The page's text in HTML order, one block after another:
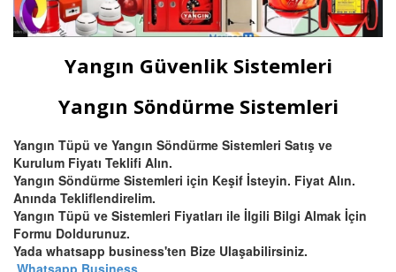
Yangın Güvenlik Sistemleri
Yangın Söndürme Sistemleri
Yangın Tüpü ve Yangın Söndürme Sistemleri Satış ve
Kurulum Fiyatı Teklifi Alın.
Yangın Söndürme Sistemleri için Keşif İsteyin. Fiyat Alın.
Anında Tekliflendirelim.
Yangın Tüpü ve Sistemleri Fiyatları ile İlgili Bilgi Almak İçin
Formu Doldurunuz.
Yada whatsapp business'ten Bize Ulaşabilirsiniz.
Whatsapp Business